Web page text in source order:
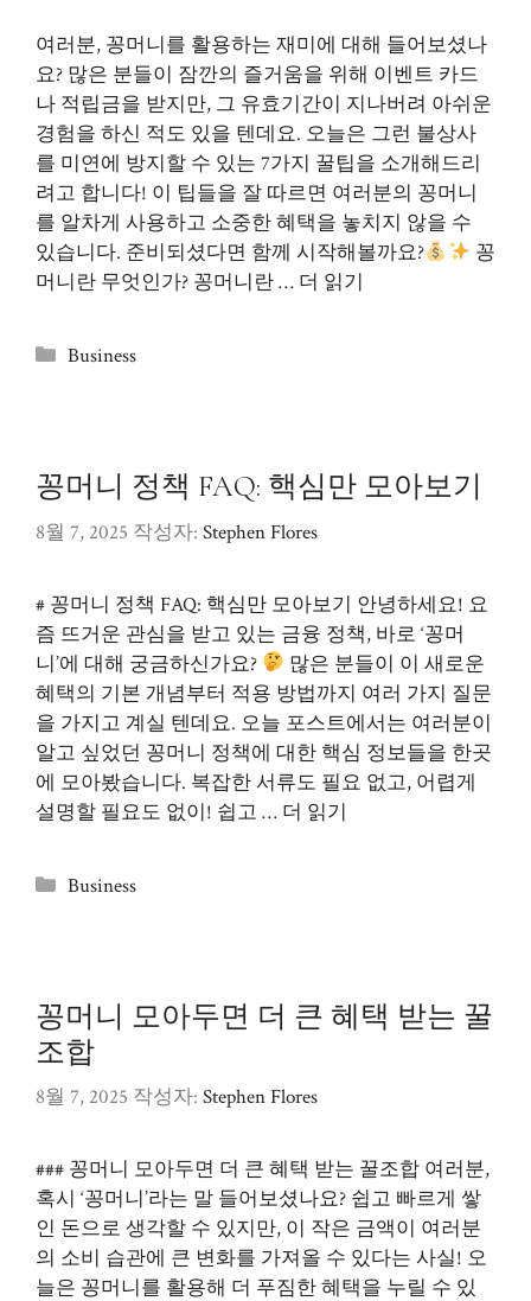
여러분, 꽁머니를 활용하는 재미에 대해 들어보셨나
요? 많은 분들이 잠깐의 즐거움을 위해 이벤트 카드
나 적립금을 받지만, 그 유효기간이 지나버려 아쉬운
경험을 하신 적도 있을 텐데요. 오늘은 그런 불상사
를 미연에 방지할 수 있는 7가지 꿀팁을 소개해드리
려고 합니다! 이 팁들을 잘 따르면 여러분의 꽁머니
를 알차게 사용하고 소중한 혜택을 놓치지 않을 수
있습니다. 준비되셨다면 함께 시작해볼까요?
꽁
머니란 무엇인가? 꽁머니란 … 더 읽기
카
Business
꽁머니 정책 FAQ: 핵심만 모아보기
8월 7, 2025 작성자: Stephen Flores
# 꽁머니 정책 FAQ: 핵심만 모아보기 안녕하세요! 요
즘 뜨거운 관심을 받고 있는 금융 정책, 바로 ‘꽁머
니’에 대해 궁금하신가요?
많은 분들이 이 새로운
혜택의 기본 개념부터 적용 방법까지 여러 가지 질문
을 가지고 계실 텐데요. 오늘 포스트에서는 여러분이
알고 싶었던 꽁머니 정책에 대한 핵심 정보들을 한곳
에 모아봤습니다. 복잡한 서류도 필요 없고, 어렵게
설명할 필요도 없이! 쉽고 … 더 읽기
카
Business
꽁머니 모아두면 더 큰 혜택 받는 꿀
조합
8월 7, 2025 작성자: Stephen Flores
### 꽁머니 모아두면 더 큰 혜택 받는 꿀조합 여러분,
혹시 ‘꽁머니’라는 말 들어보셨나요? 쉽고 빠르게 쌓
인 돈으로 생각할 수 있지만, 이 작은 금액이 여러분
의 소비 습관에 큰 변화를 가져올 수 있다는 사실! 오
늘은 꽁머니를 활용해 더 푸짐한 혜택을 누릴 수 있